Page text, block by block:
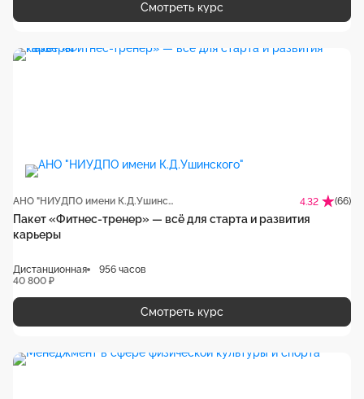
Смотреть курс
АНО "НИУДПО имени К.Д.Ушинского" 4.32 (66)
Пакет «Фитнес-тренер» — всё для старта и развития
карьеры
Дистанционная
956 часов
40 800 ₽
Смотреть курс